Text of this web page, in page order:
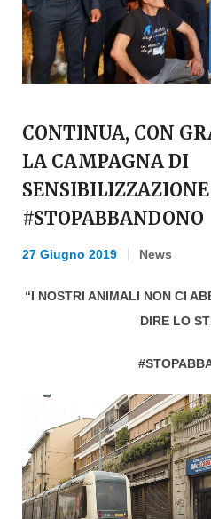
CONTINUA, CON
LA CAMPAGNA DI
SENSIBILIZZAZIONE
#STOPABBANDONO
27 Giugno 2019 News
“I NOSTRI ANIMALI NON CI
DIRE LO